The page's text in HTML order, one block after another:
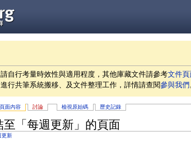
自行考量時效性與適用程度，其他庫藏文件請參考文件頁
行共筆系統搬移、及文件整理工作，詳情請查閱參與我們
頁面內容 討論 檢視原始碼 歷史記錄
至「每週更新」的頁面
更新